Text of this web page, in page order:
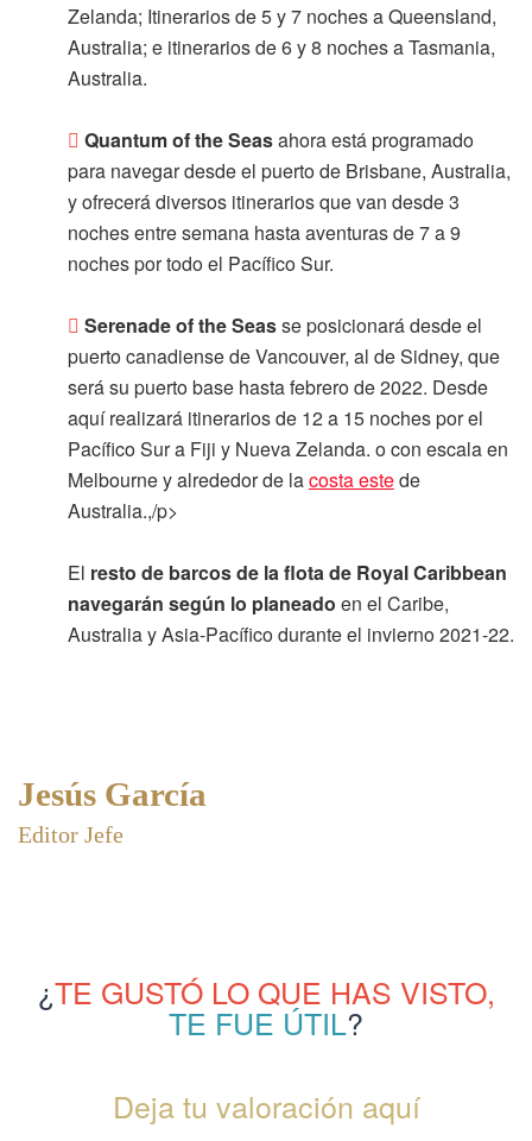
Zelanda; Itinerarios de 5 y 7 noches a Queensland,
Australia; e itinerarios de 6 y 8 noches a Tasmania,
Australia.
Quantum of the Seasahora está programado
para navegar desde el puerto de Brisbane, Australia,
y ofrecerá diversos itinerarios que van desde 3
noches entre semana hasta aventuras de 7 a 9
noches por todo el Pacífico Sur.
Serenade of the Seasse posicionará desde el
puerto canadiense de Vancouver, al de Sidney, que
será su puerto base hasta febrero de 2022. Desde
aquí realizará itinerarios de 12 a 15 noches por el
Pacífico Sur a Fiji y Nueva Zelanda. o con escala en
Melbourne y alrededor de lacosta estede
Australia.,/p>
El resto de barcos de la flota de Royal Caribbean
navegarán según lo planeado en el Caribe,
Australia y Asia-Pacífico durante el invierno 2021-22.
Jesús García
Editor Jefe
¿TE GUSTÓ LO QUE HAS VISTO,
TE FUE ÚTIL?
Deja tu valoración aquí